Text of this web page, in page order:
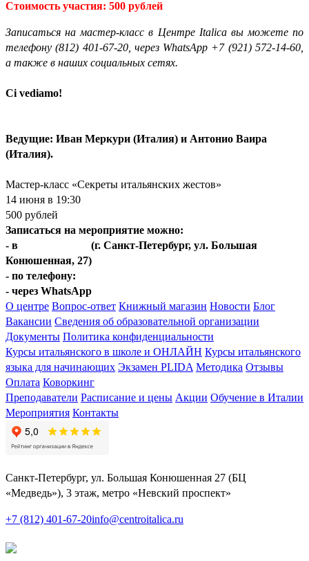
Стоимость участия: 500 рублей
Записаться на мастер-класс в Центре Italica вы можете по
телефону(812) 401-67-20, через WhatsApp +7 (921) 572-14-60,
а также в наших социальных сетях.
Ci vediamo!
Ведущие: Иван Меркури (Италия) и Антонио Ваира
(Италия).
Мастер-класс «Секреты итальянских жестов»
14 июня в 19:30
500 рублей
Записаться на мероприятие можно:
- в
(г. Санкт-Петербург, ул. Большая
Конюшенная, 27)
- по телефону:
- через WhatsApp
О центре Вопрос-ответ Книжный магазин Новости Блог
Вакансии Сведения об образовательной организации
Документы Политика конфиденциальности
Курсы итальянского в школе и ОНЛАЙН Курсы итальянского
языка для начинающих Экзамен PLIDA Методика Отзывы
Оплата Коворкинг
Преподаватели Расписание и цены Акции Обучение в Италии
Мероприятия Контакты
Санкт-Петербург, ул. Большая Конюшенная 27 (БЦ
«Медведь»), 3 этаж, метро «Невский проспект»
+7 (812) 401-67-20info@centroitalica.ru